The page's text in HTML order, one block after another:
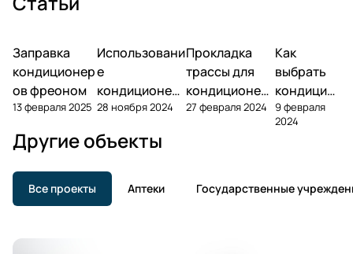
Заправка
кондиционер
ов фреоном
13 февраля 2025
Использовани
е
кондиционер
а зимой
28 ноября 2024
Прокладка
трассы для
кондиционер
а
27 февраля 2024
Как
выбрать
кондицио
нер?
9 февраля
2024
Другие объекты
Все проекты Аптеки Государственные